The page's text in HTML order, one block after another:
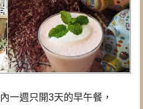
內一週只開3天的早午餐，